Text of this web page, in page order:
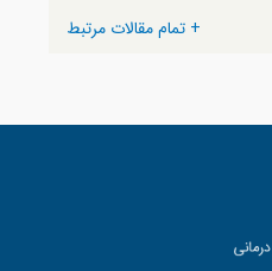
+ تمام مقالات مرتبط